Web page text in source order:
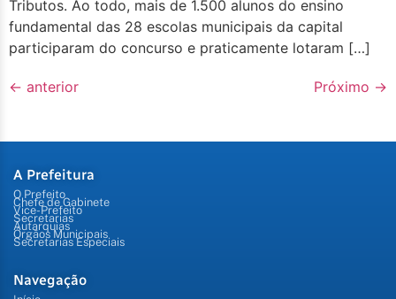
Tributos. Ao todo, mais de 1.500 alunos do ensino
fundamental das 28 escolas municipais da capital
participaram do concurso e praticamente lotaram […]
← anterior Próximo →
A Prefeitura
O Prefeito
Chefe de Gabinete
Vice-Prefeito
Secretarias
Autarquias
Órgãos Municipais
Secretarias Especiais
Navegação